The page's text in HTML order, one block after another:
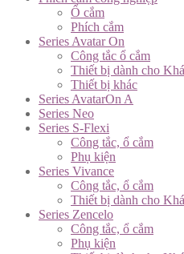
Ổ cắm
Phích cắm
Series Avatar On
Công tắc ổ cắm
Thiết bị dành cho
Thiết bị khác
Series AvatarOn A
Series Neo
Series S-Flexi
Công tắc, ổ cắm
Phụ kiện
Series Vivance
Công tắc, ổ cắm
Thiết bị dành cho
Series Zencelo
Công tắc, ổ cắm
Phụ kiện